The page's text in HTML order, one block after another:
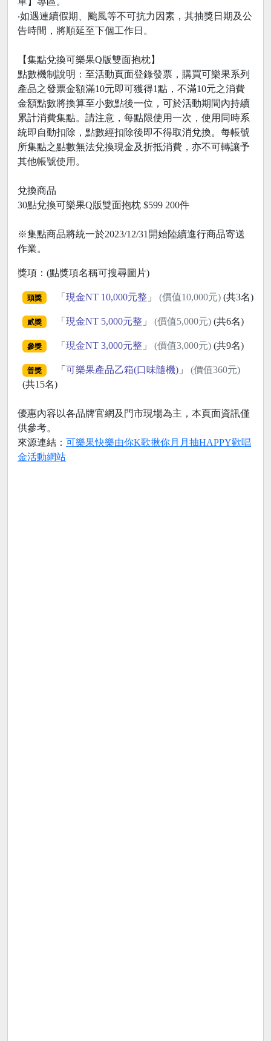
‧如遇連續假期、颱風等不可抗力因素，其抽獎日期及公
告時間，將順延至下個工作日。
【集點兌換可樂果Q版雙面抱枕】
點數機制說明：至活動頁面登錄發票，購買可樂果系列
產品之發票金額滿10元即可獲得1點，不滿10元之消費
金額點數將換算至小數點後一位，可於活動期間內持續
累計消費集點。請注意，每點限使用一次，使用同時系
統即自動扣除，點數經扣除後即不得取消兌換。每帳號
所集點之點數無法兌換現金及折抵消費，亦不可轉讓予
其他帳號使用。
兌換商品
30點兌換可樂果Q版雙面抱枕 $599 200件
※集點商品將統一於2023/12/31開始陸續進行商品寄送
作業。
獎項：(點獎項名稱可搜尋圖片)
頭獎 「 現金NT 10,000元整」 (價值10,000元)(共3名)
貳獎 「 現金NT 5,000元整」 (價值5,000元)(共6名)
參獎 「 現金NT 3,000元整」 (價值3,000元)(共9名)
普獎 「 可樂果產品乙箱(口味隨機)」 (價值360元)
(共15名)
優惠內容以各品牌官網及門市現場為主，本頁面資訊僅
供參考。
來源連結： 可樂果快樂由你K歌揪你月月抽HAPPY歡唱
金活動網站